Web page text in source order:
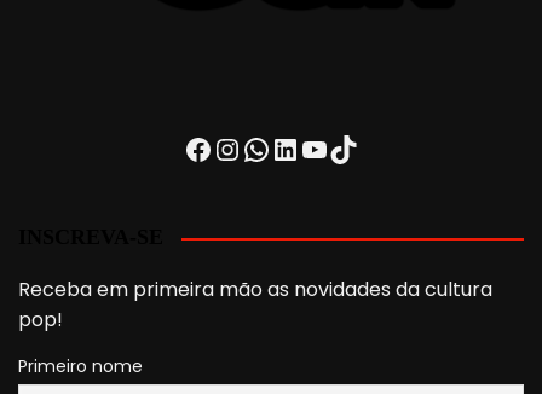
Facebook
Instagram
WhatsApp
LinkedIn
Youtube
TikTok
Receba em primeira mão as novidades da cultura
pop!
Primeiro nome